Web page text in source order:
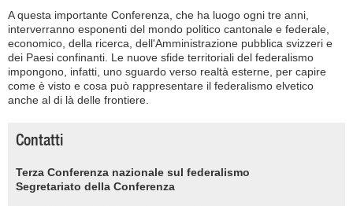
A questa importante Conferenza, che ha luogo ogni tre anni,
interverranno esponenti del mondo politico cantonale e federale,
economico, della ricerca, dell'Amministrazione pubblica svizzeri e
dei Paesi confinanti. Le nuove sfide territoriali del federalismo
impongono, infatti, uno sguardo verso realtà esterne, per capire
come è visto e cosa può rappresentare il federalismo elvetico
anche al di là delle frontiere.
Contatti
Terza Conferenza nazionale sul federalismo
Segretariato della Conferenza